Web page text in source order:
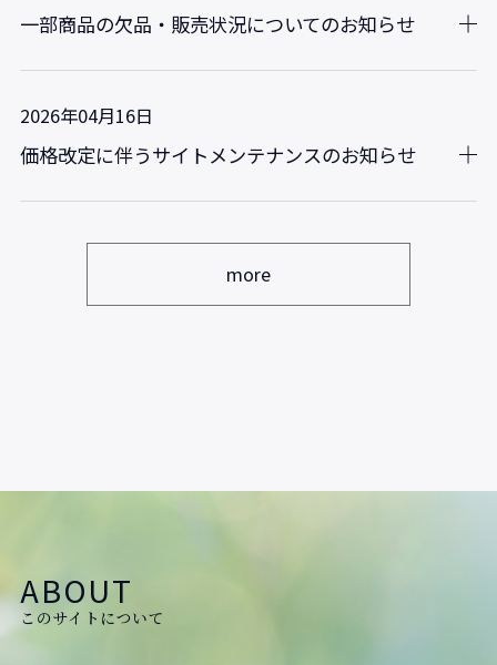
一部商品の欠品・販売状況についてのお知らせ
2026年04月16日
価格改定に伴うサイトメンテナンスのお知らせ
more
ABOUT
このサイトについて